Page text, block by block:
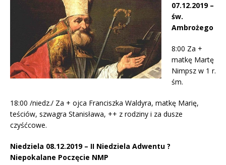
07.12.2019 –
św.
Ambrożego
8:00 Za +
matkę Martę
Nimpsz w 1 r.
śm.
18:00 /niedz./ Za + ojca Franciszka Waldyra, matkę Marię,
teściów, szwagra Stanisława, ++ z rodziny i za dusze
czyśćcowe.
Niedziela 08.12.2019 – II Niedziela Adwentu ?
Niepokalane Poczęcie NMP